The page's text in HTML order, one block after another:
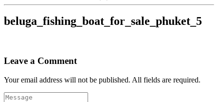
beluga_fishing_boat_for_sale_phuket_5
Leave a Comment
Your email address will not be published. All fields are required.